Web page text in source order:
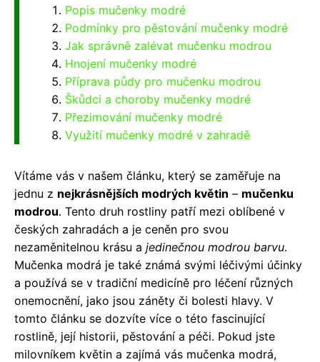
Popis mučenky modré
Podmínky pro pěstování mučenky modré
Jak správně zalévat mučenku modrou
Hnojení mučenky modré
Příprava půdy pro mučenku modrou
Škůdci a choroby mučenky modré
Přezimování mučenky modré
Využití mučenky modré v zahradě
Vítáme vás v našem článku, který se zaměřuje na
jednu z nejkrásnějších modrých květin – mučenku
modrou. Tento druh rostliny patří mezi oblíbené v
českých zahradách a je ceněn pro svou
nezaměnitelnou krásu a jedinečnou modrou barvu.
Mučenka modrá je také známá svými léčivými účinky
a používá se v tradiční medicíně pro léčení různých
onemocnění, jako jsou záněty či bolesti hlavy. V
tomto článku se dozvíte více o této fascinující
rostlině, její historii, pěstování a péči. Pokud jste
milovníkem květin a zajímá vás mučenka modrá,